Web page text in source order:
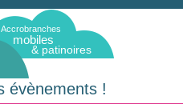
Accrobranches
mobiles
& patinoires
évènements !
ET GRIMPES